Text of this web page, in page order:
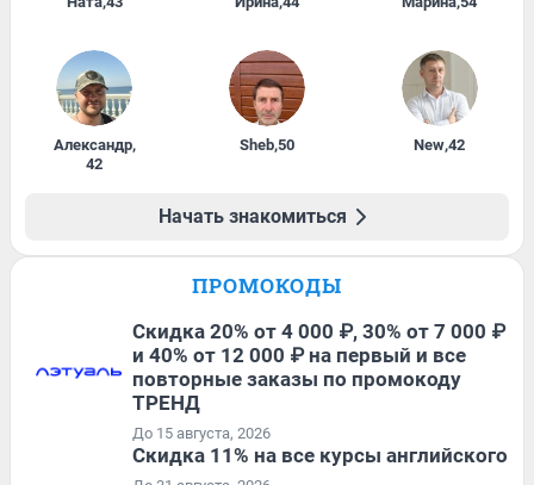
Александр,
42
Sheb,50 New,42
Начать знакомиться
ПРОМОКОДЫ
Скидка 20% от 4 000 ₽, 30% от 7 000 ₽
и 40% от 12 000 ₽ на первый и все
повторные заказы по промокоду
ТРЕНД
До 15 августа, 2026
Скидка 11% на все курсы английского